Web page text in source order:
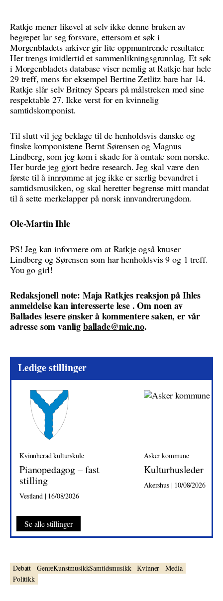
Ratkje mener likevel at selv ikke denne bruken av
begrepet lar seg forsvare, ettersom et søk i
Morgenbladets arkiver gir lite oppmuntrende resultater.
Her trengs imidlertid et sammenlikningsgrunnlag. Et søk
i Morgenbladets database viser nemlig at Ratkje har hele
29 treff, mens for eksempel Bertine Zetlitz bare har 14.
Ratkje slår selv Britney Spears på målstreken med sine
respektable 27. Ikke verst for en kvinnelig
samtidskomponist.
Til slutt vil jeg beklage til de henholdsvis danske og
finske komponistene Bernt Sørensen og Magnus
Lindberg, som jeg kom i skade for å omtale som norske.
Her burde jeg gjort bedre research. Jeg skal være den
første til å innrømme at jeg ikke er særlig bevandret i
samtidsmusikken, og skal heretter begrense mitt mandat
til å sette merkelapper på norsk innvandrerungdom.
Ole-Martin Ihle
PS! Jeg kan informere om at Ratkje også knuser
Lindberg og Sørensen som har henholdsvis 9 og 1 treff.
You go girl!
Redaksjonell note: Maja Ratkjes reaksjon på Ihles
anmeldelse kan interesserte lese. Om noen av
Ballades lesere ønsker å kommentere saken, er vår
adresse som vanligballade@mic.no.
Ledige stillinger
Kvinnherad kulturskule
Pianopedagog – fast
stilling
Vestland | 16/08/2026
Asker kommune
Kulturhusleder
Akershus | 10/08/2026
Se alle stillinger
Debatt GenreKunstmusikkSamtidsmusikk Kvinner
Media
Politikk